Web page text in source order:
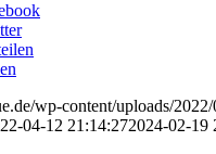
wp-content/uploads/
04-12 21:14:272024-02-19